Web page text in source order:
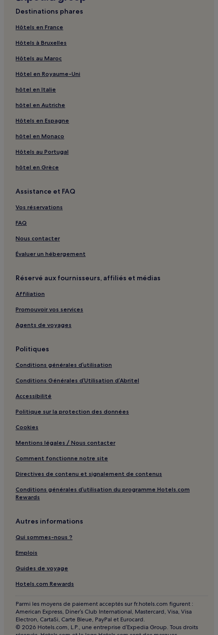
Destinations phares
Hôtels en France
Hôtels à Bruxelles
Hôtels au Maroc
Hôtel en Royaume-Uni
hôtel en Italie
hôtel en Autriche
Hôtels en Espagne
hôtel en Monaco
Hôtels au Portugal
hôtel en Grèce
Assistance et FAQ
Vos réservations
FAQ
Nous contacter
Évaluer un hébergement
Réservé aux fournisseurs, affiliés et médias
Affiliation
Promouvoir vos services
Agents de voyages
Politiques
Conditions générales d’utilisation
Conditions Générales d’Utilisation d’Abritel
Accessibilité
Politique sur la protection des données
Cookies
Mentions légales / Nous contacter
Comment fonctionne notre site
Directives de contenu et signalement de contenus
Conditions générales d’utilisation du programme Hotels.com
Rewards
Autres informations
Qui sommes-nous ?
Emplois
Guides de voyage
Hotels.com Rewards
Parmi les moyens de paiement acceptés sur fr.hotels.com figurent :
American Express, Diner’s Club International, Mastercard, Visa, Visa
Electron, CartaSi, Carte Bleue, PayPal et Eurocard.
© 2026 Hotels.com, L.P., une entreprise d’Expedia Group. Tous droits